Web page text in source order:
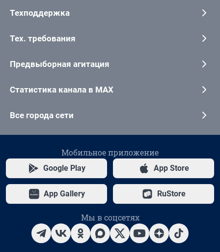
Техподдержка
Тех. требования
Предвыборная агитация
Статистика канала в MAX
Все города сети
Мобильное приложение
Google Play App Store
App Gallery RuStore
Мы в соцсетях